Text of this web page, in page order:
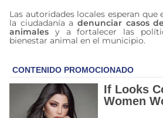
Las autoridades locales esperan
la ciudadanía a denunciar casos
animales y a fortalecer las
bienestar animal en el municipio.